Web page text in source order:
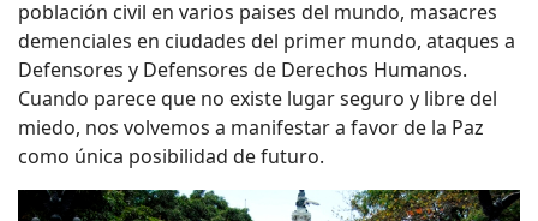
población civil en varios paises del mundo, masacres
demenciales en ciudades del primer mundo, ataques a
Defensores y Defensores de Derechos Humanos.
Cuando parece que no existe lugar seguro y libre del
miedo, nos volvemos a manifestar a favor de la Paz
como única posibilidad de futuro.